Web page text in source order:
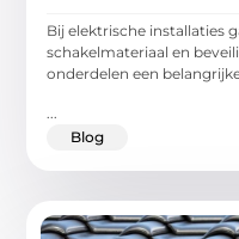
Bij elektrische installaties
schakelmateriaal en
onderdelen een
Blog